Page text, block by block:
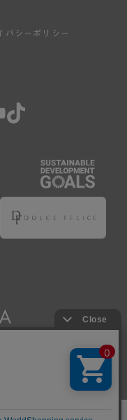
バシーポリシー
Reserved.